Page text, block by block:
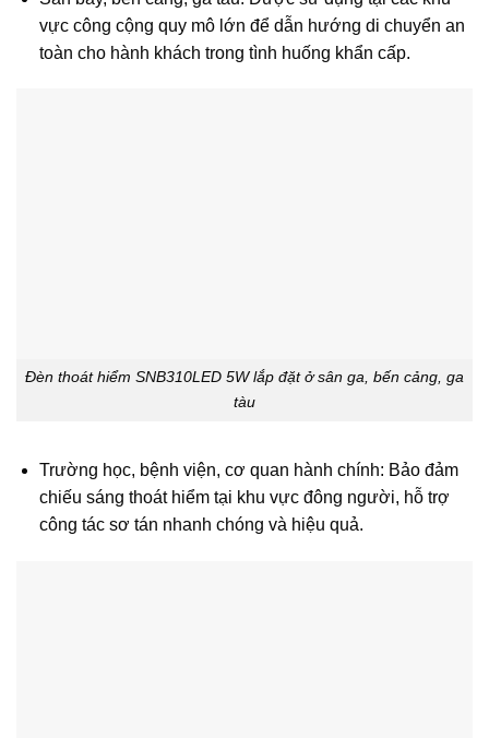
vực công cộng quy mô lớn để dẫn hướng di chuyển an
toàn cho hành khách trong tình huống khẩn cấp.
Đèn thoát hiểm SNB310LED 5W lắp đặt ở sân ga, bến cảng, ga
tàu
Trường học, bệnh viện, cơ quan hành chính: Bảo đảm
chiếu sáng thoát hiểm tại khu vực đông người, hỗ trợ
công tác sơ tán nhanh chóng và hiệu quả.